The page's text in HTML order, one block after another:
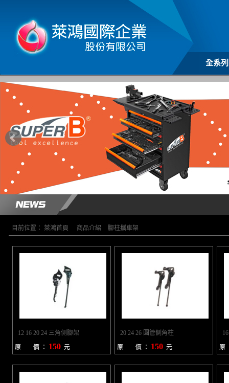
全系
目前位置： 萊鴻首頁 商品介紹 腳柱攜車架
12 16 20 24 三角側腳架
原 價 ： 150 元
20 24 26 圓管側角柱
原 價 ： 150 元